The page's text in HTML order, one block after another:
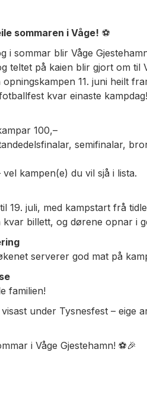
sommaren i Våge! ⚽
i sommar blir Våge
teltet på kaien blir gjort om til
11. juni heilt
kvar einaste kampdag!
100,–
semifinalar,
kampen(e) du vil sjå i lista.
19. juli, med kampstart frå
billett, og dørene opnar i
serverer god mat på
familien!
under Tysnesfest – eige
i Våge Gjestehamn! ⚽🎉